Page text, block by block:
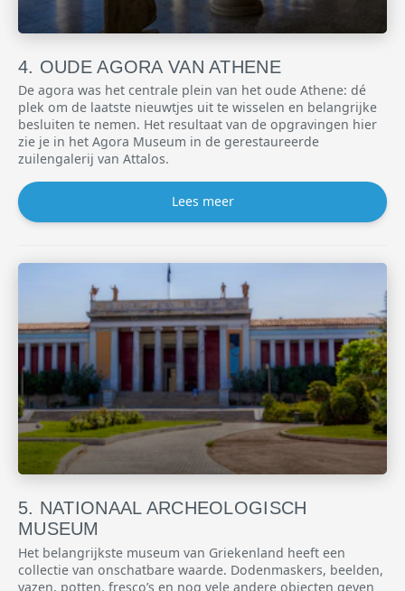
OUDE AGORA VAN ATHENE
De agora was het centrale plein van het oude Athene: dé
plek om de laatste nieuwtjes uit te wisselen en belangrijke
besluiten te nemen. Het resultaat van de opgravingen hier
zie je in het Agora Museum in de gerestaureerde
zuilengalerij van Attalos.
Lees meer
NATIONAAL ARCHEOLOGISCH
MUSEUM
Het belangrijkste museum van Griekenland heeft een
collectie van onschatbare waarde. Dodenmaskers, beelden,
vazen, potten, fresco’s en nog vele andere objecten geven